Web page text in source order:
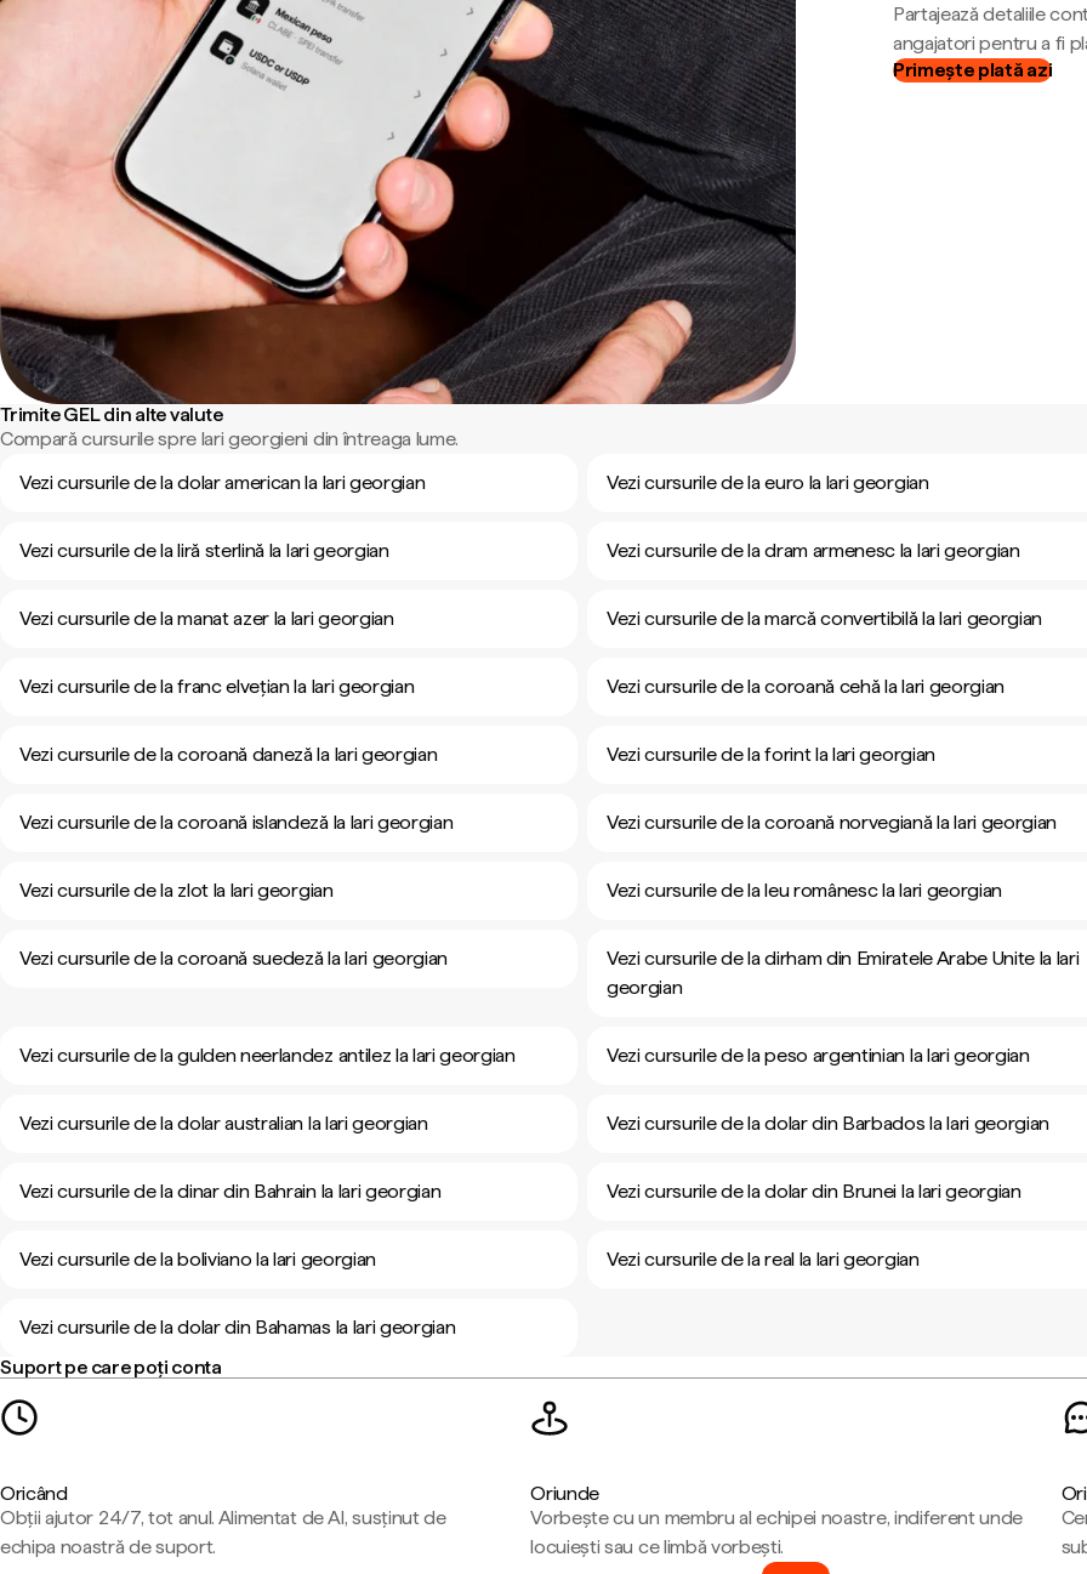
Partajează detaliile
angajatori pentru a fi
Primește plată azi
Trimite GEL din alte valute
Compară cursurile spre lari georgieni din întreaga lume.
Vezi cursurile de la dolar american la lari georgian
Vezi cursurile de la euro la lari georgian
Vezi cursurile de la liră sterlină la lari georgian Vezi cursurile de la dram armenesc la lari georgian
Vezi cursurile de la manat azer la lari georgian Vezi cursurile de la marcă convertibilă la lari georgian
Vezi cursurile de la franc elvețian la lari georgian Vezi cursurile de la coroană cehă la lari georgian
Vezi cursurile de la coroană daneză la lari georgian Vezi cursurile de la forint la lari georgian
Vezi cursurile de la coroană islandeză la lari georgian Vezi cursurile de la coroană norvegiană la lari georgian
Vezi cursurile de la zlot la lari georgian Vezi cursurile de la leu românesc la lari georgian
Vezi cursurile de la coroană suedeză la lari georgian
Vezi cursurile de la dirham din Emiratele Arabe Unite la lari
georgian
Vezi cursurile de la gulden neerlandez antilez la lari georgian Vezi cursurile de la peso argentinian la lari georgian
Vezi cursurile de la dolar australian la lari georgian Vezi cursurile de la dolar din Barbados la lari georgian
Vezi cursurile de la dinar din Bahrain la lari georgian Vezi cursurile de la dolar din Brunei la lari georgian
Vezi cursurile de la boliviano la lari georgian Vezi cursurile de la real la lari georgian
Vezi cursurile de la dolar din Bahamas la lari georgian
Suport pe care poți conta
Oricând
Obții ajutor 24/7, tot anul. Alimentat de AI, susținut de
echipa noastră de suport.
Oriunde
Vorbește cu un membru al echipei noastre, indiferent unde
locuiești sau ce limbă vorbești.